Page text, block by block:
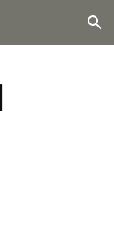
Skip to navigation